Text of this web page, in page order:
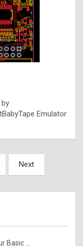
Emulator
Next
Basic ...